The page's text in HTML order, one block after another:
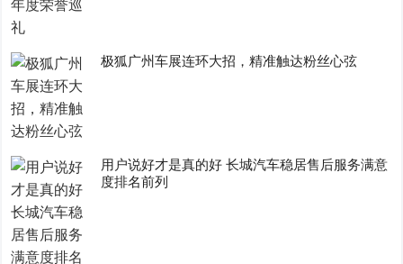
极狐广州车展连环大招，精准触达粉丝心弦
用户说好才是真的好 长城汽车稳居售后服务满意
度排名前列